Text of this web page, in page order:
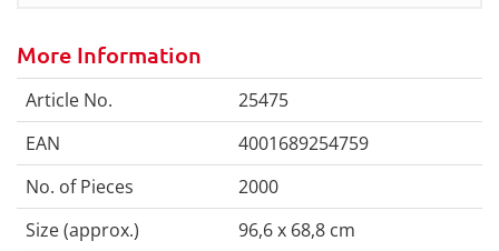
More Information
Article No.
25475
EAN
4001689254759
No. of Pieces
2000
Size (approx.)
96,6 x 68,8 cm